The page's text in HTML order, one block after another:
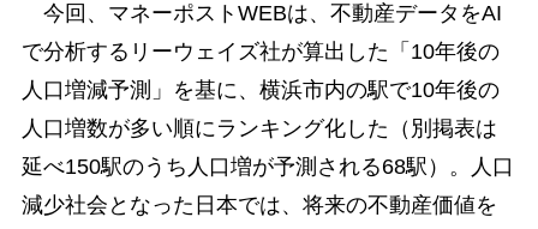
今回、マネーポストWEBは、不動産データをAI
で分析するリーウェイズ社が算出した「10年後の
人口増減予測」を基に、横浜市内の駅で10年後の
人口増数が多い順にランキング化した（別掲表は
延べ150駅のうち人口増が予測される68駅）。人口
減少社会となった日本では、将来の不動産価値を